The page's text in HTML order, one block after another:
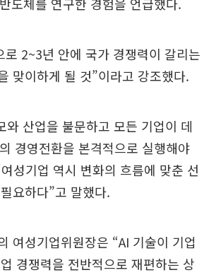
도체를 연구한 경험을 언급했다.
로 2~3년 안에 국가 경쟁력이 갈리는
맞이하게 될 것”이라고 강조했다.
와 산업을 불문하고 모든 기업이 데
경영전환을 본격적으로 실행해야
성기업 역시 변화의 흐름에 맞춘 선
요하다”고 말했다.
여성기업위원장은 “AI 기술이 기업
경쟁력을 전반적으로 재편하는 상